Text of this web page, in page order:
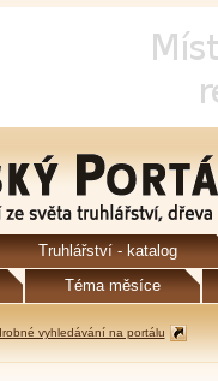
Truhlářství - katalog
Téma měsíce
vyhledávání na portálu